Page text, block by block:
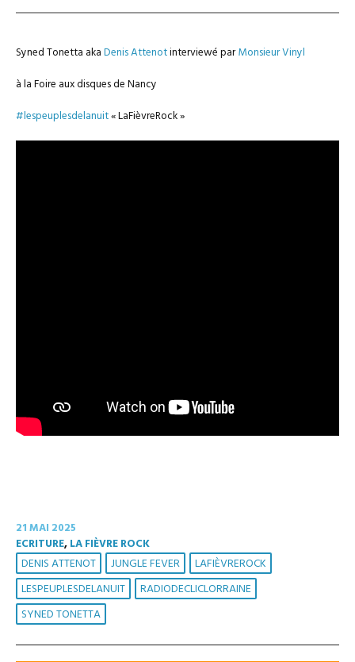
Syned Tonetta akaDenis Attenotinterviewé parMonsieur Vinyl
à la Foire aux disques de Nancy
#lespeuplesdelanuit« LaFièvreRock »
21 MAI 2025
ECRITURE,LA FIÈVRE ROCK
DENIS ATTENOT JUNGLE FEVER
LAFIÈVREROCK
LESPEUPLESDELANUIT
RADIODECLICLORRAINE
SYNED TONETTA